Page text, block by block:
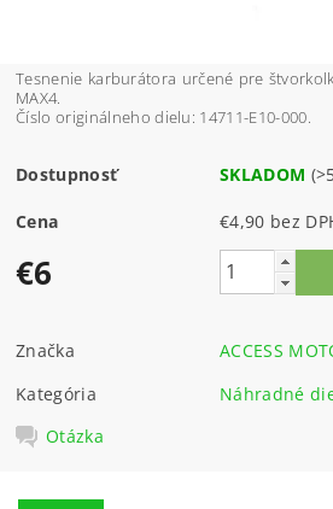
Tesnenie karburátora určené pre
MAX4.
Číslo originálneho dielu: 14711-E10-000.
Dostupnosť SKLADOM
Cena €4,90 bez
€6
Značka
ACCESS
Kategória
Náhradné
Otázka